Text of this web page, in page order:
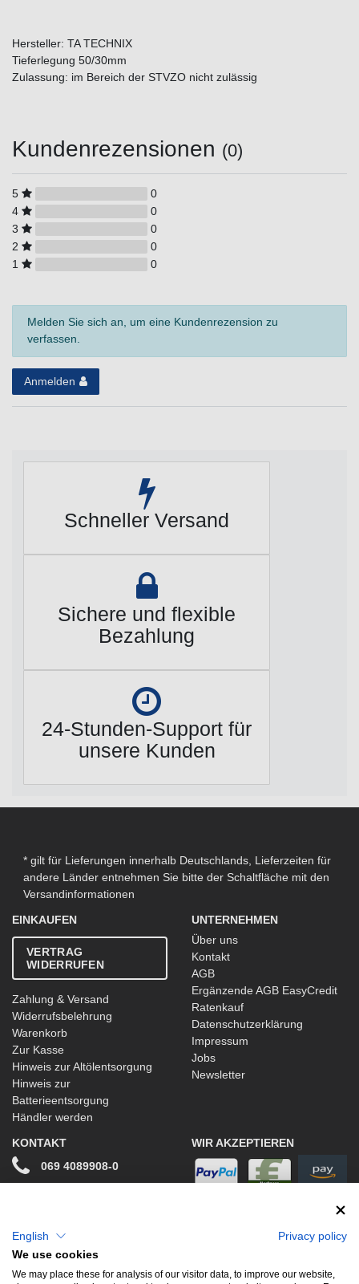
Hersteller: TA TECHNIX
Tieferlegung 50/30mm
Zulassung: im Bereich der STVZO nicht zulässig
Kundenrezensionen (0)
5
0
4
0
3
0
2
0
1
0
Melden Sie sich an, um eine Kundenrezension zu
verfassen.
Anmelden
Schneller Versand
Sichere und flexible
Bezahlung
24-Stunden-Support für
unsere Kunden
* gilt für Lieferungen innerhalb Deutschlands, Lieferzeiten für
andere Länder entnehmen Sie bitte der Schaltfläche mit den
Versandinformationen
EINKAUFEN
VERTRAG
WIDERRUFEN
Zahlung & Versand
Widerrufsbelehrung
Warenkorb
Zur Kasse
Hinweis zur Altölentsorgung
Hinweis zur
Batterieentsorgung
Händler werden
UNTERNEHMEN
Über uns
Kontakt
AGB
Ergänzende AGB EasyCredit
Ratenkauf
Datenschutzerklärung
Impressum
Jobs
Newsletter
KONTAKT
069 4089908-0
Facebook
WIR AKZEPTIEREN
English
Privacy policy
We use cookies
We may place these for analysis of our visitor data, to improve our website,